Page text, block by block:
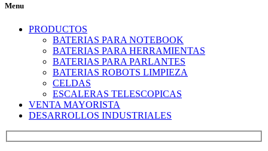
Menu
PRODUCTOS
BATERIAS PARA NOTEBOOK
BATERIAS PARA HERRAMIENTAS
BATERIAS PARA PARLANTES
BATERIAS ROBOTS LIMPIEZA
CELDAS
ESCALERAS TELESCOPICAS
VENTA MAYORISTA
DESARROLLOS INDUSTRIALES